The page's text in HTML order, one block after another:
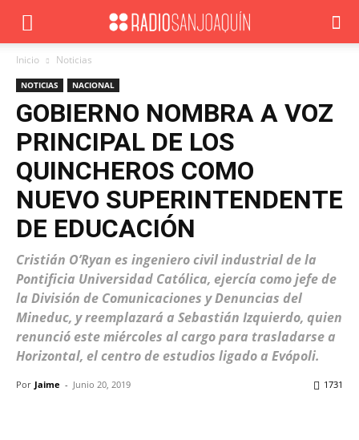
Inicio Noticias
NOTICIAS NACIONAL
GOBIERNO NOMBRA A VOZ
PRINCIPAL DE LOS
QUINCHEROS COMO
NUEVO SUPERINTENDENTE
DE EDUCACIÓN
Cristián O’Ryan es ingeniero civil industrial de la
Pontificia Universidad Católica, ejercía como jefe de
la División de Comunicaciones y Denuncias del
Mineduc, y reemplazará a Sebastián Izquierdo, quien
renunció este miércoles al cargo para trasladarse a
Horizontal, el centro de estudios ligado a Evópoli.
Por Jaime - Junio 20, 2019 1731